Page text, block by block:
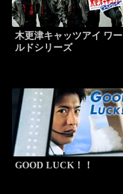
木更津キャッツアイ ワー
ルドシリーズ
GOOD LUCK！！